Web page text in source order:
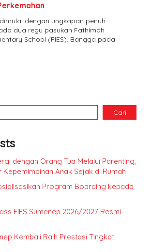
dengan ungkapan penuh
dua regu pasukan Fathimah
School (FIES). Bangga pada
Cari
dengan Orang Tua Melalui Parenting,
Anak Sejak di Rumah
Program Boarding kepada
FIES Sumenep 2026/2027 Resmi
Kembali Raih Prestasi Tingkat